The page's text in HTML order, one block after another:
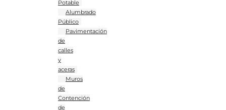
Potable
Alumbrado
Público
Pavimentación
de
calles
y
aceras
Muros
de
Contención
de